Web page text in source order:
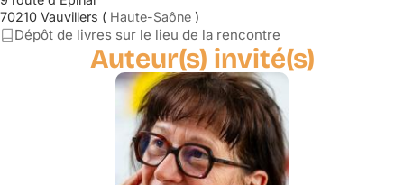
70210 Vauvillers ( Haute-Saône )
Dépôt de livres sur le lieu de la rencontre
Auteur(s) invité(s)